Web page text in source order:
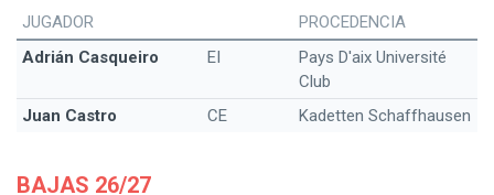
JUGADOR
PROCEDENCIA
Adrián Casqueiro
EI
Pays D'aix Université
Club
Juan Castro
CE Kadetten Schaffhausen
BAJAS 26/27